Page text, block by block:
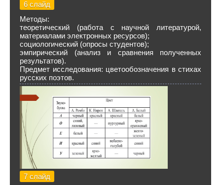
6 слайд
Методы:
теоретический (работа с научной литературой,
материалами электронных ресурсов);
социологический (опросы студентов);
эмпирический (анализ и сравнения полученных
результатов).
Предмет исследования: цветообозначения в стихах
русских поэтов.
7 слайд